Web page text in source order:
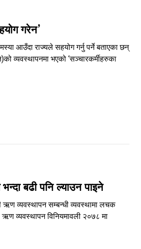
गरेन’
आउँदा राज्यले सहयोग गर्नु पर्ने बताएका छन्
व्यवस्थापनमा भएको ‘सञ्चारकर्मीहरुका
बढी पनि ल्याउन पाइने
ऋण व्यवस्थापन सम्बन्धी व्यवस्थामा लचक
ऋण व्यवस्थापन विनियमावली २०७८ मा